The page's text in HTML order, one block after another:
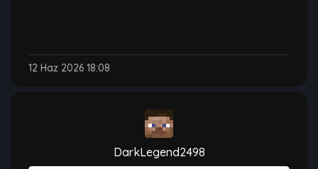
12 Haz 2026 18:08
DarkLegend2498